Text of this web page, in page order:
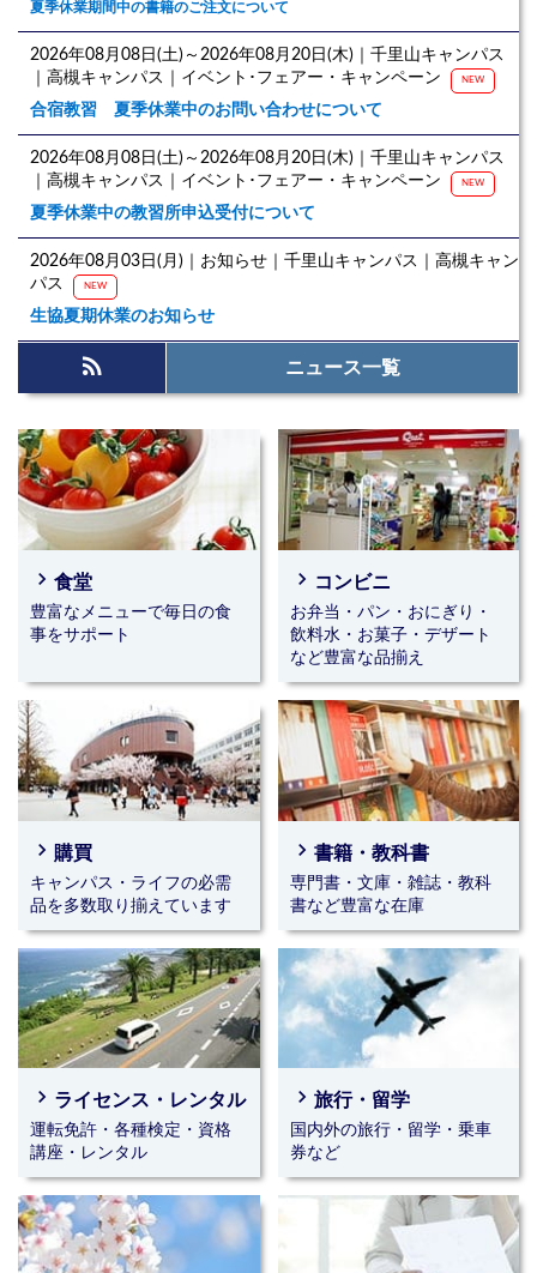
夏季休業期間中の書籍のご注文について
2026年08月08日(土)～2026年08月20日(木)｜千里山キャンパス
｜高槻キャンパス｜イベント･フェアー・キャンペーン
NEW
合宿教習 夏季休業中のお問い合わせについて
2026年08月08日(土)～2026年08月20日(木)｜千里山キャンパス
｜高槻キャンパス｜イベント･フェアー・キャンペーン
NEW
夏季休業中の教習所申込受付について
2026年08月03日(月)｜お知らせ｜千里山キャンパス｜高槻キャン
パス
NEW
生協夏期休業のお知らせ
2026年07月30日(木)｜お知らせ｜千里山キャンパス｜イベント･
2026年07月28日(火)｜お知らせ｜千里山キャンパス
2026年8月管理栄養士のバランス弁当献立のお知らせ
2026年07月28日(火)｜千里山キャンパス｜高槻キャンパス
2026年8月営業日程のお知らせ
2026年08月03日(月)～2026年10月15日(木)｜千里山キャンパス
☆★☆海外旅行イベント☆★☆
2026年08月03日(月)～2026年10月15日(木)｜千里山キャンパス
☆★☆留学☆★☆
留学相談会全日程終了しました。
2026年08月03日(月)～2026年09月15日(火)｜千里山キャンパス
オススメ海外旅行プランが発売です！
パンフレットをご確認ください。
2026年08月03日(月)～2026年09月15日(火)｜千里山キャンパス
☆★☆国内旅行☆★☆
生協イチオシ旅行
2026年07月03日(金)～2026年09月18日(金)｜千里山キャンパス
☆★☆宝塚歌劇チケット☆★☆
星組公演のチケットは完売しました。
次回公演の発売までお待ちください。
2026年08月03日(月)～2026年09月18日(金)｜千里山キャンパス
★☆★宝塚歌劇★☆★
星組公演チケットは完売しました。
rss_feed ニュース一覧
navigate_next 食堂
豊富なメニューで毎日の食
事をサポート
navigate_next コンビニ
お弁当・パン・おにぎり・
飲料水・お菓子・デザート
など豊富な品揃え
navigate_next 購買
キャンパス・ライフの必需
品を多数取り揃えています
navigate_next 書籍・教科書
専門書・文庫・雑誌・教科
書など豊富な在庫
navigate_next ライセンス・レンタル
運転免許・各種検定・資格
講座・レンタル
navigate_next 旅行・留学
国内外の旅行・留学・乗車
券など